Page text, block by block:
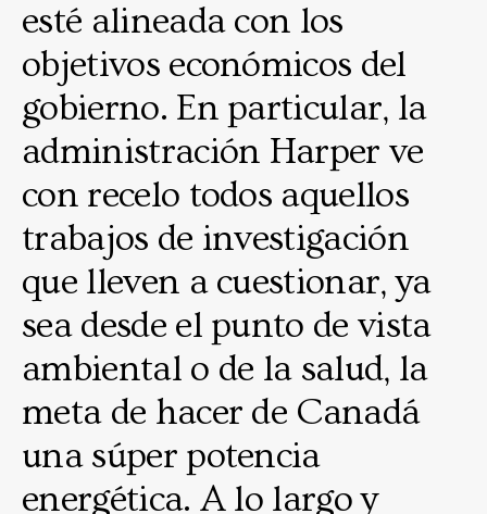
esté alineada con los
objetivos económicos del
gobierno. En particular, la
administración Harper ve
con recelo todos aquellos
trabajos de investigación
que lleven a cuestionar, ya
sea desde el punto de vista
ambiental o de la salud, la
meta de hacer de Canadá
una súper potencia
energética. A lo largo y